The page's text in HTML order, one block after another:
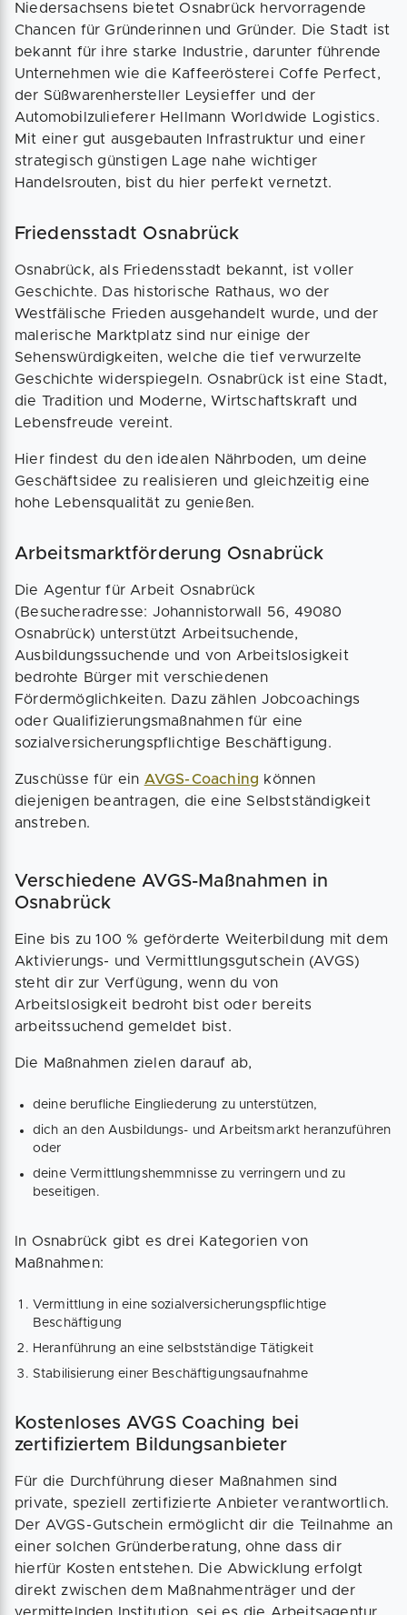
Niedersachsens bietet Osnabrück hervorragende
Chancen für Gründerinnen und Gründer. Die Stadt ist
bekannt für ihre starke Industrie, darunter führende
Unternehmen wie die Kaffeerösterei Coffe Perfect,
der Süßwarenhersteller Leysieffer und der
Automobilzulieferer Hellmann Worldwide Logistics.
Mit einer gut ausgebauten Infrastruktur und einer
strategisch günstigen Lage nahe wichtiger
Handelsrouten, bist du hier perfekt vernetzt.
Friedensstadt Osnabrück
Osnabrück, als Friedensstadt bekannt, ist voller
Geschichte. Das historische Rathaus, wo der
Westfälische Frieden ausgehandelt wurde, und der
malerische Marktplatz sind nur einige der
Sehenswürdigkeiten, welche die tief verwurzelte
Geschichte widerspiegeln. Osnabrück ist eine Stadt,
die Tradition und Moderne, Wirtschaftskraft und
Lebensfreude vereint.
Hier findest du den idealen Nährboden, um deine
Geschäftsidee zu realisieren und gleichzeitig eine
hohe Lebensqualität zu genießen.
Arbeitsmarktförderung Osnabrück
Die Agentur für Arbeit Osnabrück
(Besucheradresse: Johannistorwall 56, 49080
Osnabrück) unterstützt Arbeitsuchende,
Ausbildungssuchende und von Arbeitslosigkeit
bedrohte Bürger mit verschiedenen
Fördermöglichkeiten. Dazu zählen Jobcoachings
oder Qualifizierungsmaßnahmen für eine
sozialversicherungspflichtige Beschäftigung.
Zuschüsse für ein AVGS-Coaching können
diejenigen beantragen, die eine Selbstständigkeit
anstreben.
Verschiedene AVGS-Maßnahmen in
Osnabrück
Eine bis zu 100 % geförderte Weiterbildung mit dem
Aktivierungs- und Vermittlungsgutschein (AVGS)
steht dir zur Verfügung, wenn du von
Arbeitslosigkeit bedroht bist oder bereits
arbeitssuchend gemeldet bist.
Die Maßnahmen zielen darauf ab,
deine berufliche Eingliederung zu unterstützen,
dich an den Ausbildungs- und Arbeitsmarkt heranzuführen
oder
deine Vermittlungshemmnisse zu verringern und zu
beseitigen.
In Osnabrück gibt es drei Kategorien von
Maßnahmen:
Vermittlung in eine sozialversicherungspflichtige
Beschäftigung
Heranführung an eine selbstständige Tätigkeit
Stabilisierung einer Beschäftigungsaufnahme
Kostenloses AVGS Coaching bei
zertifiziertem Bildungsanbieter
Für die Durchführung dieser Maßnahmen sind
private, speziell zertifizierte Anbieter verantwortlich.
Der AVGS-Gutschein ermöglicht dir die Teilnahme an
einer solchen Gründerberatung, ohne dass dir
hierfür Kosten entstehen. Die Abwicklung erfolgt
direkt zwischen dem Maßnahmenträger und der